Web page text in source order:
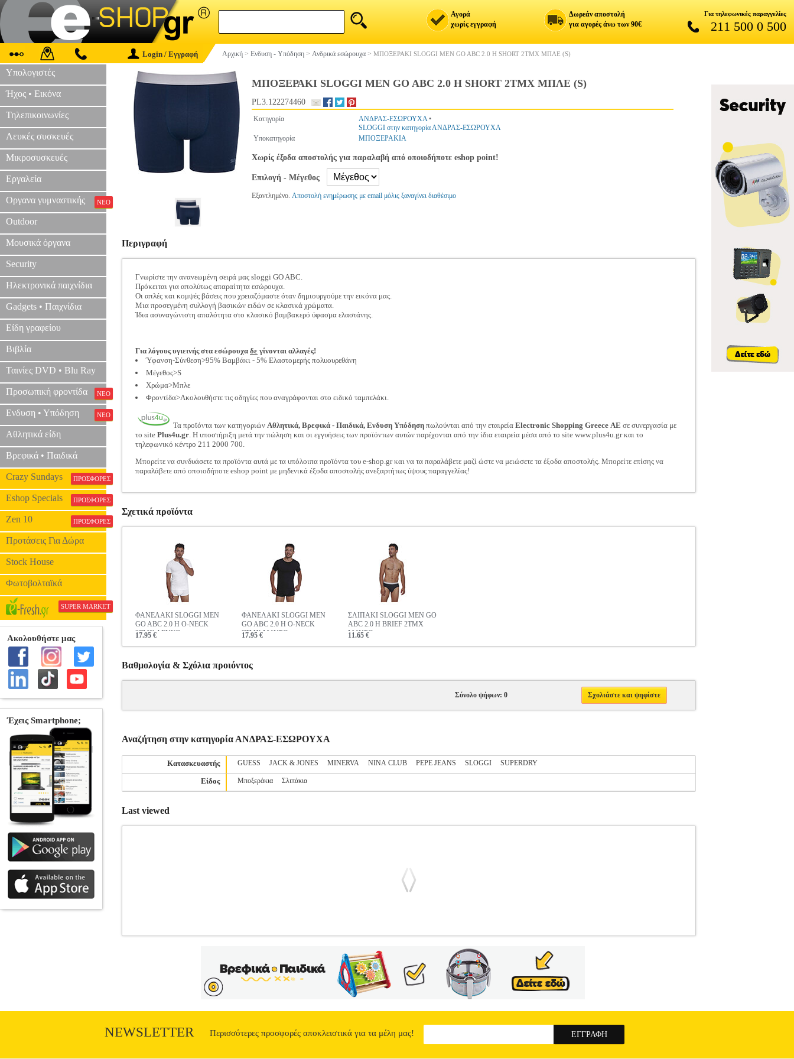
Αγορά
χωρίς εγγραφή
Δωρεάν αποστολή
για αγορές άνω των 90€
Για τηλεφωνικές παραγγελίες
211 500 0 500
Login / Εγγραφή Αρχική > Ενδυση - Υπόδηση > Ανδρικά εσώρουχα > ΜΠΟΞΕΡΑΚΙ SLOGGI MEN GO ABC 2.0 H SHORT 2ΤΜΧ ΜΠΛΕ (S)
Υπολογιστές
Ήχος • Εικόνα
Τηλεπικοινωνίες
Λευκές συσκευές
Μικροσυσκευές
Εργαλεία
Οργανα γυμναστικής ΝΕΟ
Outdoor
Μουσικά όργανα
Security
Ηλεκτρονικά παιχνίδια
Gadgets • Παιχνίδια
Είδη γραφείου
Βιβλία
Ταινίες DVD • Blu Ray
Προσωπική φροντίδα ΝΕΟ
Ενδυση • Υπόδηση ΝΕΟ
Αθλητικά είδη
Βρεφικά • Παιδικά
Crazy Sundays ΠΡΟΣΦΟΡΕΣ
Eshop Specials ΠΡΟΣΦΟΡΕΣ
Zen 10 ΠΡΟΣΦΟΡΕΣ
Προτάσεις Για Δώρα
Stock House
Φωτοβολταϊκά
SUPER MARKET
ΜΠΟΞΕΡΑΚΙ SLOGGI MEN GO ABC 2.0 H SHORT 2ΤΜΧ ΜΠΛΕ (S)
PL3.122274460
Κατηγορία ΑΝΔΡΑΣ-ΕΣΩΡΟΥΧΑ•
SLOGGI στην κατηγορία ΑΝΔΡΑΣ-ΕΣΩΡΟΥΧΑ
Υποκατηγορία
ΜΠΟΞΕΡΑΚΙΑ
Χωρίς έξοδα αποστολής για παραλαβή από οποιοδήποτε eshop point!
Επιλογή - Μέγεθος
Εξαντλημένο. Αποστολή ενημέρωσης με email μόλις ξαναγίνει διαθέσιμο
Περιγραφή
Γνωρίστε την ανανεωμένη σειρά μας sloggi GO ABC.
Πρόκειται για απολύτως απαραίτητα εσώρουχα.
Οι απλές και κομψές βάσεις που χρειαζόμαστε όταν δημιουργούμε την εικόνα μας.
Μια προσεγμένη συλλογή βασικών ειδών σε κλασικά χρώματα.
Ίδια ασυναγώνιστη απαλότητα στο κλασικό βαμβακερό ύφασμα ελαστάνης.
Για λόγους υγιεινής στα εσώρουχα δε γίνονται αλλαγές!
Ύφανση-Σύνθεση>95% Βαμβάκι - 5% Ελαστομερής πολυουρεθάνη
Μέγεθος>S
Χρώμα>Μπλε
Φροντίδα>Ακολουθήστε τις οδηγίες που αναγράφονται στο ειδικό ταμπελάκι.
Τα προϊόντα των κατηγοριών Αθλητικά, Βρεφικά - Παιδικά, Ενδυση Υπόδηση πωλούνται από την εταιρεία Electronic Shopping Greece ΑΕ σε συνεργασία με
το site Plus4u.gr. Η υποστήριξη μετά την πώληση και οι εγγυήσεις των προϊόντων αυτών παρέχονται από την ίδια εταιρεία μέσα από το site www.plus4u.gr και το
τηλεφωνικό κέντρο 211 2000 700.
Μπορείτε να συνδυάσετε τα προϊόντα αυτά με τα υπόλοιπα προϊόντα του e-shop.gr και να τα παραλάβετε μαζί ώστε να μειώσετε τα έξοδα αποστολής. Μπορείτε επίσης να
παραλάβετε από οποιοδήποτε eshop point με μηδενικά έξοδα αποστολής ανεξαρτήτως ύψους παραγγελίας!
Σχετικά προϊόντα
ΦΑΝΕΛΑΚΙ SLOGGI MEN
GO ABC 2.0 H O-NECK
2ΤΜΧ ΛΕΥΚΟ
17.95 €
ΦΑΝΕΛΑΚΙ SLOGGI MEN
GO ABC 2.0 H O-NECK
2ΤΜΧ ΜΑΥΡΟ
17.95 €
ΣΛΙΠΑΚΙ SLOGGI MEN GO
ABC 2.0 H BRIEF 2ΤΜΧ
ΜΑΥΡΟ
11.65 €
Βαθμολογία & Σχόλια προιόντος
Σύνολο ψήφων: 0 Σχολιάστε και ψηφίστε
Αναζήτηση στην κατηγορία ΑΝΔΡΑΣ-ΕΣΩΡΟΥΧΑ
Κατασκευαστής GUESS JACK & JONES MINERVA NINA CLUB PEPE JEANS SLOGGI SUPERDRY
Είδος Μποξεράκια Σλιπάκια
Last viewed
Κατηγορία: ΑΝΔΡΑΣ-ΕΣΩΡΟΥΧΑ •SLOGGI στην κατηγορία ΑΝΔΡΑΣ-ΕΣΩΡΟΥΧΑ Γνωρίστε την ανανεωμένη σειρά μας sloggi GO ABC. Πρόκειται για
απολύτως απαραίτητα εσώρουχα. Οι απλές και κομψές βάσεις που χρειαζόμαστε όταν δημιουργούμε την εικόνα μας. Μια προσεγμένη συλλογή βασικών ειδών
σε κλασικά χρώματα. Ίδια ασυναγώνιστη απαλότητα στο κλασικό βαμβακερό ύφασμα ελαστάνης. Για λόγους υγιεινής στα εσώρουχα δε γίνονται αλλαγές!•
Ύφανση-Σύνθεση>95% Βαμβάκι - 5% Ελαστομερής πολυουρεθάνη• Μέγεθος>S• Χρώμα>Μπλε• Φροντίδα>Ακολουθήστε τις οδηγίες που αναγράφονται στο
ειδικό ταμπελάκι. Τα προϊόντα των κατηγοριών Αθλητικά, Βρεφικά - Παιδικά, Ενδυση Υπόδηση πωλούνται από την εταιρεία Electronic Shopping Greece ΑΕ
παραλάβετε μαζί ώστε να μειώσετε τα έξοδα αποστολής. Μπορείτε επίσης να παραλάβετε από οποιοδήποτε eshop point με μηδενικά έξοδα αποστολής
ανεξαρτήτως ύψους παραγγελίας!ΜΠΟΞΕΡΑΚΙ SLOGGI MEN GO ABC 2.0 H SHORT 2ΤΜΧ ΜΠΛΕ (S)
NEWSLETTER Περισσότερες προσφορές αποκλειστικά για τα μέλη μας!